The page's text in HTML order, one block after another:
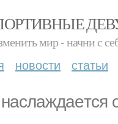
мир - начни с
новости статьи